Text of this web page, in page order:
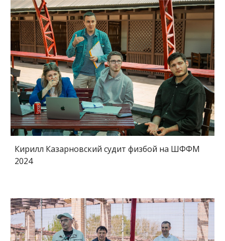
Кирилл Казарновский судит физбой на ШФФМ
2024